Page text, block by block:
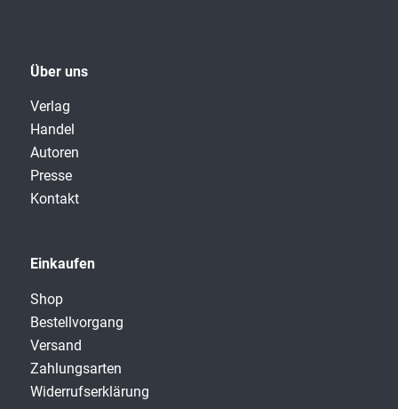
Über uns
Verlag
Handel
Autoren
Presse
Kontakt
Einkaufen
Shop
Bestellvorgang
Versand
Zahlungsarten
Widerrufserklärung